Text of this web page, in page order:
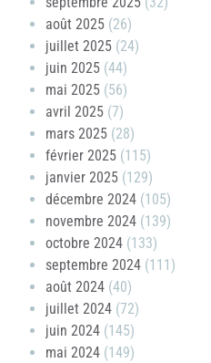
août 2025 (26)
juillet 2025 (24)
juin 2025 (44)
mai 2025 (56)
avril 2025 (7)
mars 2025 (28)
février 2025 (115)
janvier 2025 (129)
décembre 2024 (105)
novembre 2024 (139)
octobre 2024 (133)
septembre 2024 (111)
août 2024 (40)
juillet 2024 (72)
juin 2024 (145)
mai 2024 (149)